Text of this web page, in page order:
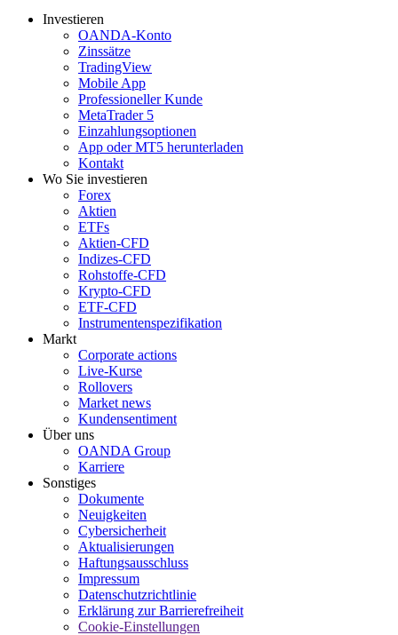
Investieren
OANDA-Konto
Zinssätze
TradingView
Mobile App
Professioneller Kunde
MetaTrader 5
Einzahlungsoptionen
App oder MT5 herunterladen
Kontakt
Wo Sie investieren
Forex
Aktien
ETFs
Aktien-CFD
Indizes-CFD
Rohstoffe-CFD
Krypto-CFD
ETF-CFD
Instrumentenspezifikation
Markt
Corporate actions
Live-Kurse
Rollovers
Market news
Kundensentiment
Über uns
OANDA Group
Karriere
Sonstiges
Dokumente
Neuigkeiten
Cybersicherheit
Aktualisierungen
Haftungsausschluss
Impressum
Datenschutzrichtlinie
Erklärung zur Barrierefreiheit
Cookie-Einstellungen